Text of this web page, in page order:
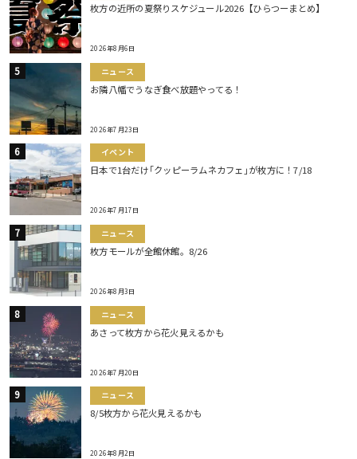
枚方の近所の夏祭りスケジュール2026【ひらつーまとめ】
2026年8月6日
ニュース
お隣八幡でうなぎ食べ放題やってる！
2026年7月23日
イベント
日本で1台だけ｢クッピーラムネカフェ｣が枚方に！7/18
2026年7月17日
ニュース
枚方モールが全館休館。8/26
2026年8月3日
ニュース
あさって枚方から花火見えるかも
2026年7月20日
ニュース
8/5枚方から花火見えるかも
2026年8月2日